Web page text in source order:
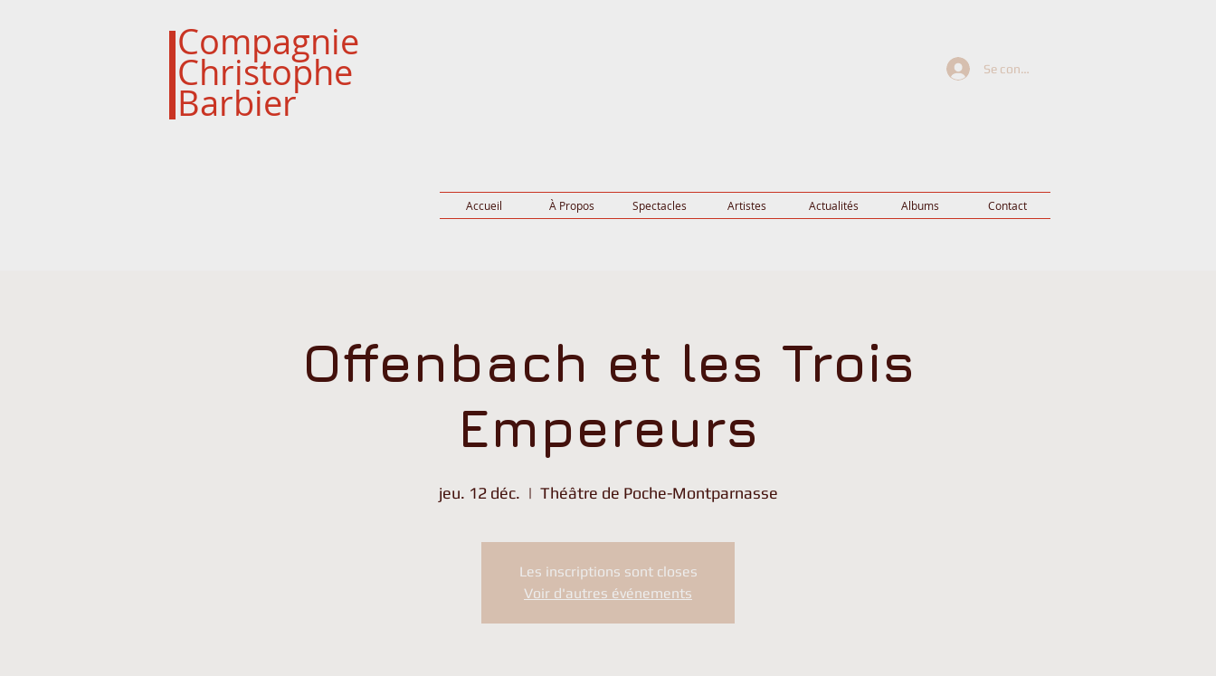
Compagnie
Christophe
Barbier
Se connecter
Accueil À Propos Spectacles Artistes Actualités Albums Contact
Offenbach et les Trois
Empereurs
jeu. 12 déc.
  |
Théâtre de Poche-Montparnasse
Les inscriptions sont closes
Voir d'autres événements